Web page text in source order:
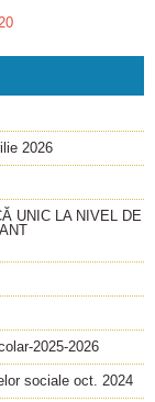
2026
UNIC LA NIVEL DE
2025-2026
sociale oct. 2024